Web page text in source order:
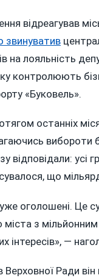
не
відреагував
звинуватив
лояльність
контролюють
«Буковель».
останніх
вибороти
відповідали: усі
що
оголошені. Це
з
інтересів», —
Верховної Ради